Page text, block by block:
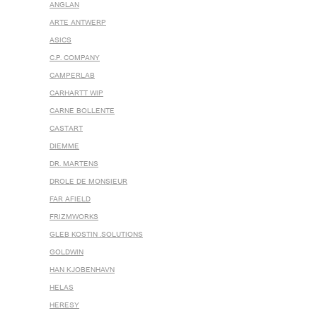
ANGLAN
ARTE ANTWERP
ASICS
C.P. COMPANY
CAMPERLAB
CARHARTT WIP
CARNE BOLLENTE
CASTART
DIEMME
DR. MARTENS
DROLE DE MONSIEUR
FAR AFIELD
FRIZMWORKS
GLEB KOSTIN .SOLUTIONS
GOLDWIN
HAN KJOBENHAVN
HELAS
HERESY